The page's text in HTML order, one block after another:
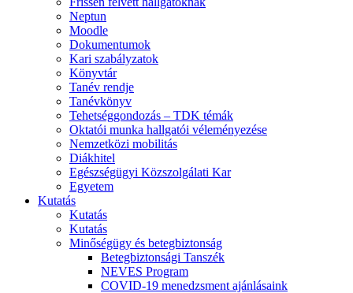
Neptun
Moodle
Dokumentumok
Kari szabályzatok
Könyvtár
Tanév rendje
Tanévkönyv
Tehetséggondozás – TDK témák
Oktatói munka hallgatói véleményezése
Nemzetközi mobilitás
Diákhitel
Egészségügyi Közszolgálati Kar
Egyetem
Kutatás
Kutatás
Kutatás
Minőségügy és betegbiztonság
Betegbiztonsági Tanszék
NEVES Program
COVID-19 menedzsment ajánlásaink